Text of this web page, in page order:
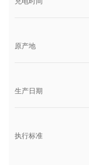
原产地
生产日期
执行标准